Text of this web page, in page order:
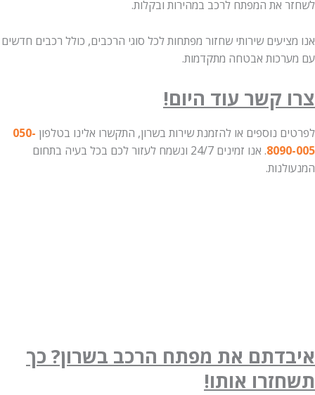
את המפתח לרכב במהירות ובקלות.
שירותי שחזור מפתחות לכל סוגי הרכבים, כולל רכבים חדשים
אבטחה מתקדמות.
קשר עוד היום!
נוספים או להזמנת שירות בשרון, התקשרו אלינו בטלפון050-
. אנו זמינים 24/7 ונשמח לעזור לכם בכל בעיה בתחום
את מפתח הרכב בשרון? כך
אותו!